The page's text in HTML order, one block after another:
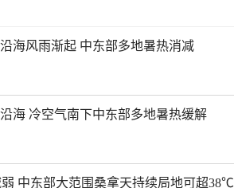
海风雨渐起 中东部多地暑热消减
海 冷空气南下中东部多地暑热缓解
中东部大范围桑拿天持续局地可超38℃